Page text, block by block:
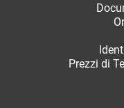
Prezzi di